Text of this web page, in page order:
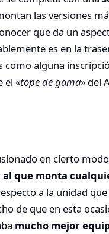
las versiones
que da un
es en la
como alguna
el «tope de gama» del
en cierto
que monta
a la unidad
de que en esta
mucho mejor